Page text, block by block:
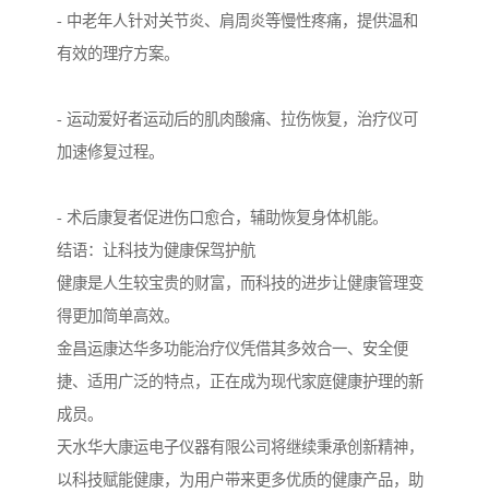
- 中老年人针对关节炎、肩周炎等慢性疼痛，提供温和
有效的理疗方案。
- 运动爱好者运动后的肌肉酸痛、拉伤恢复，治疗仪可
加速修复过程。
- 术后康复者促进伤口愈合，辅助恢复身体机能。
结语：让科技为健康保驾护航
健康是人生较宝贵的财富，而科技的进步让健康管理变
得更加简单高效。
金昌运康达华多功能治疗仪凭借其多效合一、安全便
捷、适用广泛的特点，正在成为现代家庭健康护理的新
成员。
天水华大康运电子仪器有限公司将继续秉承创新精神，
以科技赋能健康，为用户带来更多优质的健康产品，助